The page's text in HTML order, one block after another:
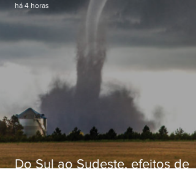
Do Sul ao Sudeste, efeitos de
há 4 horas